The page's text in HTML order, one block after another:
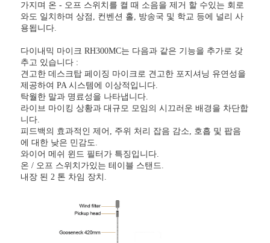
가지며 온 - 오프 스위치를 켤 때 소음을 제거 할 수있는 회로
와도 일치하며 상점, 컨벤션 홀, 방송국 및 학교 등에 널리 사
용됩니다.
다이내믹 마이크 RH300MC는 다음과 같은 기능을 추가로 갖
추고 있습니다 :
견고한 데스크탑 페이징 마이크로 견고한 포지셔닝 유연성을
제공하여 PA 시스템에 이상적입니다.
탁월한 말과 명료성을 나타냅니다.
라이브 마이킹 상황과 대규모 모임의 시끄러운 배경을 차단합
니다.
피드백의 효과적인 제어, 주위 처리 잡음 감소, 호흡 및 팝음
에 대한 낮은 민감도.
와이어 메쉬 윈드 필터가 특징입니다.
온 / 오프 스위치가있는 테이블 스탠드.
내장 된 2 톤 차임 장치.